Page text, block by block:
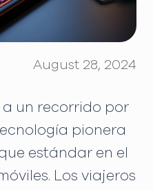
August 28, 2024
un recorrido por
pionera
estándar en el
Los viajeros